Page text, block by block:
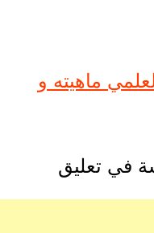
ماهيته و
في تعليق